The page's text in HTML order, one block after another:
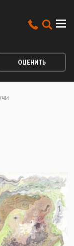
ОЦЕНИТЬ